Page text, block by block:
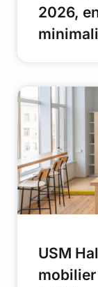
2026,
USM